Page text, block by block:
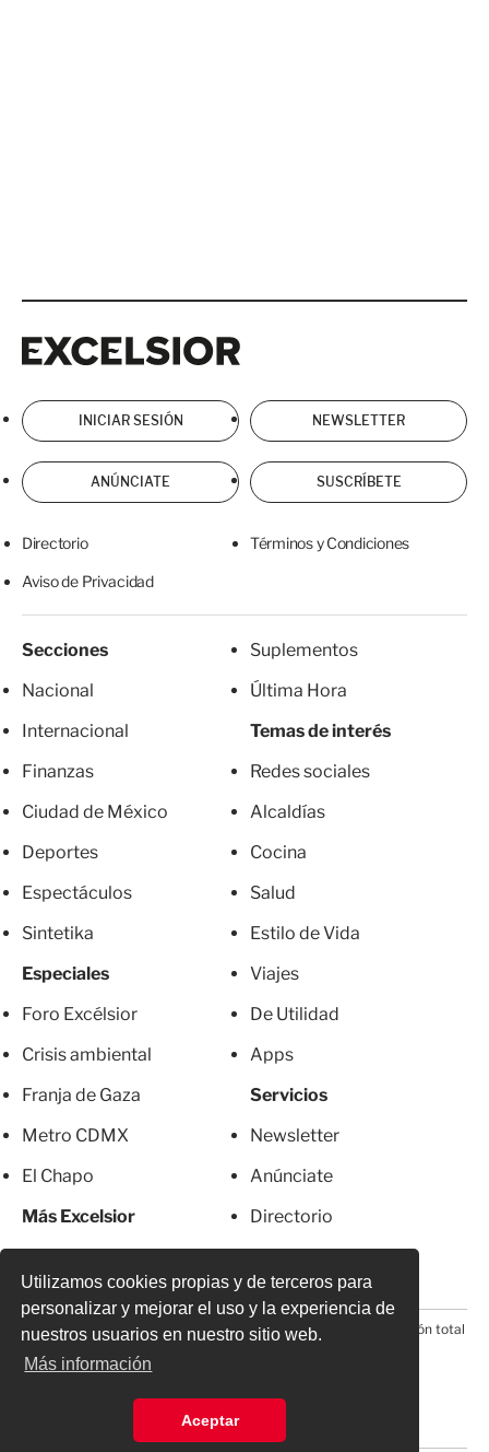
Utilizamos cookies propias y de terceros para
personalizar y mejorar el uso y la experiencia de
nuestros usuarios en nuestro sitio web.
Más información
Aceptar
INICIAR SESIÓN NEWSLETTER
ANÚNCIATE SUSCRÍBETE
Directorio Términos y Condiciones
Aviso de Privacidad
Secciones
Nacional
Internacional
Finanzas
Ciudad de México
Deportes
Espectáculos
Sintetika
Especiales
Foro Excélsior
Crisis ambiental
Franja de Gaza
Metro CDMX
El Chapo
Más Excelsior
Suplementos
Última Hora
Temas de interés
Redes sociales
Alcaldías
Cocina
Salud
Estilo de Vida
Viajes
De Utilidad
Apps
Servicios
Newsletter
Anúnciate
Directorio
© 2026 Todos los derechos reservados. Prohibida la reproducción total
o parcial, incluyendo cualquier medio electrónico*